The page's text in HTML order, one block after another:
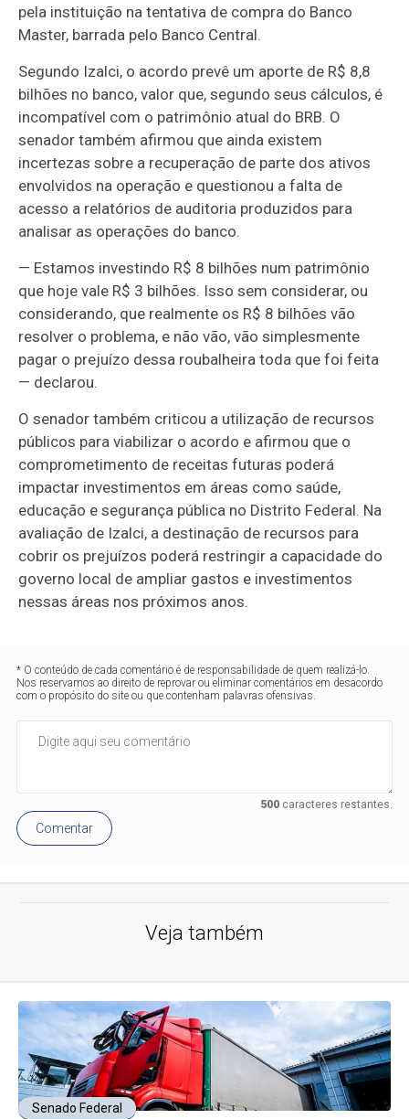
pela instituição na tentativa de compra do Banco
Master, barrada pelo Banco Central.
Segundo Izalci, o acordo prevê um aporte de R$ 8,8
bilhões no banco, valor que, segundo seus cálculos, é
incompatível com o patrimônio atual do BRB. O
senador também afirmou que ainda existem
incertezas sobre a recuperação de parte dos ativos
envolvidos na operação e questionou a falta de
acesso a relatórios de auditoria produzidos para
analisar as operações do banco.
— Estamos investindo R$ 8 bilhões num patrimônio
que hoje vale R$ 3 bilhões. Isso sem considerar, ou
considerando, que realmente os R$ 8 bilhões vão
resolver o problema, e não vão, vão simplesmente
pagar o prejuízo dessa roubalheira toda que foi feita
— declarou.
O senador também criticou a utilização de recursos
públicos para viabilizar o acordo e afirmou que o
comprometimento de receitas futuras poderá
impactar investimentos em áreas como saúde,
educação e segurança pública no Distrito Federal. Na
avaliação de Izalci, a destinação de recursos para
cobrir os prejuízos poderá restringir a capacidade do
governo local de ampliar gastos e investimentos
nessas áreas nos próximos anos.
* O conteúdo de cada comentário é de responsabilidade de quem realizá-lo.
Nos reservamos ao direito de reprovar ou eliminar comentários em desacordo
com o propósito do site ou que contenham palavras ofensivas.
500caracteres restantes.
Comentar
Veja também
Senado Federal